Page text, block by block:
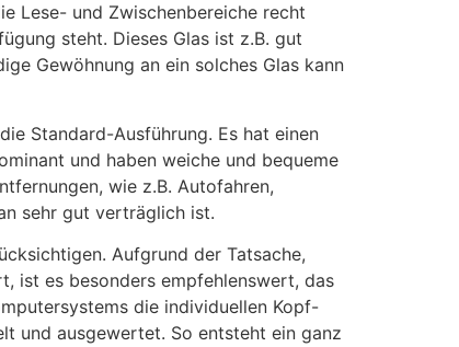
Lese- und Zwischenbereiche recht
steht. Dieses Glas ist z.B. gut
Gewöhnung an ein solches Glas kann
Standard-Ausführung. Es hat einen
und haben weiche und bequeme
wie z.B. Autofahren,
sehr gut verträglich ist.
Aufgrund der Tatsache,
ist es besonders empfehlenswert, das
die individuellen Kopf-
und ausgewertet. So entsteht ein ganz